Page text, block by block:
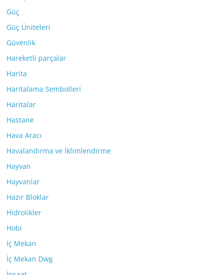
Güç
Güç Üniteleri
Güvenlik
Hareketli parçalar
Harita
Haritalama Sembolleri
Haritalar
Hastane
Hava Aracı
Havalandırma ve İklimlendirme
Hayvan
Hayvanlar
Hazır Bloklar
Hidrolikler
Hobi
İç Mekan
İç Mekan Dwg